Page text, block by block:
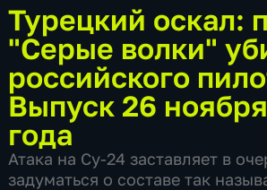
Турецкий оскал:
"Серые волки"
российского
Выпуск 26
года
Атака на Су-24 заставляет в
задуматься о составе так